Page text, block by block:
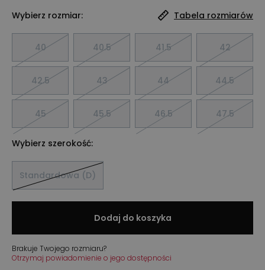
Wybierz rozmiar: Tabela rozmiarów
40 40.5 41.5 42
42.5 43 44 44.5
45 45.5 46.5 47.5
Wybierz szerokość:
Standardowa (D)
Dodaj do koszyka
Brakuje Twojego rozmiaru?
Otrzymaj powiadomienie o jego dostępności